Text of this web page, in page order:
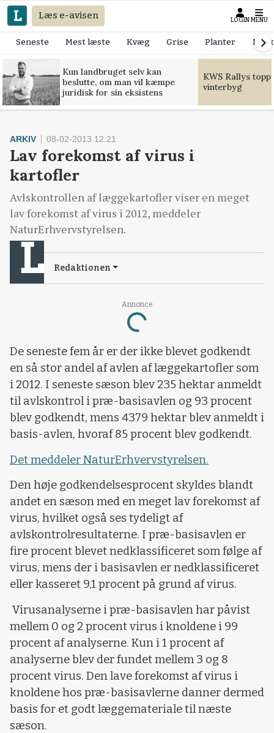
Læs e-avisen LOGIN MENU
Seneste Mest læste Kvæg Grise Planter
Kun landbruget selv kan
beslutte, om man vil kæmpe
juridisk for sin eksistens
KWS Rallys
vinterbyg
Annonce
Loading...
ARKIV 08-02-2013 12:21
Lav forekomst af virus i
kartofler
Avlskontrollen af læggekartofler viser en meget
lav forekomst af virus i 2012, meddeler
NaturErhvervstyrelsen.
Redaktionen
De seneste fem år er der ikke blevet godkendt
en så stor andel af avlen af læggekartofler som
i 2012. I seneste sæson blev 235 hektar anmeldt
til avlskontrol i præ-basisavlen og 93 procent
blev godkendt, mens 4379 hektar blev anmeldt i
basis-avlen, hvoraf 85 procent blev godkendt.
Det meddeler NaturErhvervstyrelsen.
Den høje godkendelsesprocent skyldes blandt
andet en sæson med en meget lav forekomst af
virus, hvilket også ses tydeligt af
avlskontrolresultaterne. I præ-basisavlen er
fire procent blevet nedklassificeret som følge af
virus, mens der i basisavlen er nedklassificeret
eller kasseret 9,1 procent på grund af virus.
Virusanalyserne i præ-basisavlen har påvist
mellem 0 og 2 procent virus i knoldene i 99
procent af analyserne. Kun i 1 procent af
analyserne blev der fundet mellem 3 og 8
procent virus. Den lave forekomst af virus i
knoldene hos præ-basisavlerne danner dermed
basis for et godt læggemateriale til næste
sæson.